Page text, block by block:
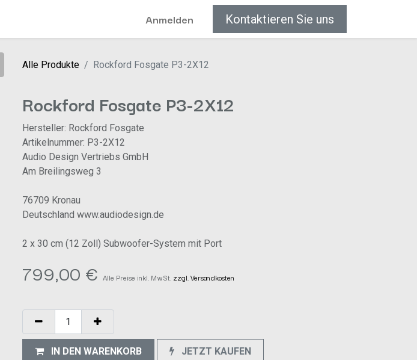
Anmelden Kontaktieren Sie uns
Alle Produkte Rockford Fosgate P3-2X12
Rockford Fosgate P3-2X12
Hersteller: Rockford Fosgate
Artikelnummer: P3-2X12
Audio Design Vertriebs GmbH
Am Breilingsweg 3
76709 Kronau
Deutschland www.audiodesign.de
2 x 30 cm (12 Zoll) Subwoofer-System mit Port
799,00 € Alle Preise inkl. MwSt. zzgl. Versandkosten
IN DEN WARENKORB JETZT KAUFEN